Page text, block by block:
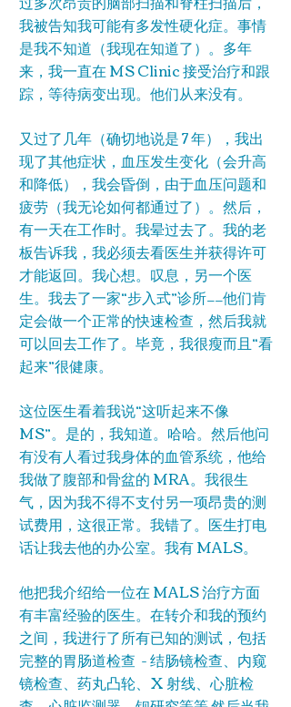
我被告知我可能有多发性硬化症。事情
是我不知道（我现在知道了）。多年
来，我一直在 MS Clinic 接受治疗和跟
踪，等待病变出现。他们从来没有。
又过了几年（确切地说是 7 年），我出
现了其他症状，血压发生变化（会升高
和降低），我会昏倒，由于血压问题和
疲劳（我无论如何都通过了）。然后，
有一天在工作时。我晕过去了。我的老
板告诉我，我必须去看医生并获得许可
才能返回。我心想。叹息，另一个医
生。我去了一家“步入式”诊所——他们肯
定会做一个正常的快速检查，然后我就
可以回去工作了。毕竟，我很瘦而且“看
起来”很健康。
这位医生看着我说“这听起来不像
MS”。是的，我知道。哈哈。然后他问
有没有人看过我身体的血管系统，他给
我做了腹部和骨盆的 MRA。我很生
气，因为我不得不支付另一项昂贵的测
试费用，这很正常。我错了。医生打电
话让我去他的办公室。我有 MALS。
他把我介绍给一位在 MALS 治疗方面
有丰富经验的医生。在转介和我的预约
之间，我进行了所有已知的测试，包括
完整的胃肠道检查 - 结肠镜检查、内窥
镜检查、药丸凸轮、X 射线、心脏检